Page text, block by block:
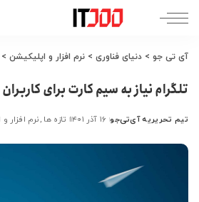
آی تی جو > دنیای فناوری > نرم افزار و اپلیکیشن >
تلگرام نیاز به سیم کارت برای
ارسال
توسط
تیم تحریریه آی‌تی‌جو ۱۶ آذر ۱۴۰۱ تازه ها نرم افزار